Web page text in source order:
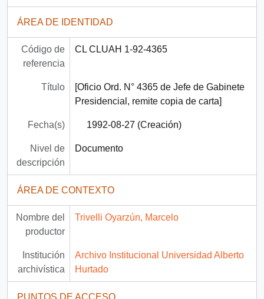
ÁREA DE IDENTIDAD
Código de
referencia
CL CLUAH 1-92-4365
Título
[Oficio Ord. N° 4365 de Jefe de Gabinete
Presidencial, remite copia de carta]
Fecha(s) 1992-08-27 (Creación)
Nivel de
descripción
Documento
ÁREA DE CONTEXTO
Nombre del
productor
Trivelli Oyarzún, Marcelo
Institución
archivística
Archivo Institucional Universidad Alberto
Hurtado
PUNTOS DE ACCESO